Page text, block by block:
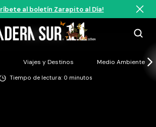
al boletín Zarapito al Día!
Viajes y Destinos Medio Ambiente
©Ill Prod
Tiempo de lectura: 0 minutos